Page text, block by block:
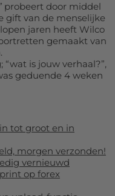
probeert door middel
gift van de menselijke
jaren heeft Wilco
gemaakt van
is jouw verhaal?”,
geduende 4 weken
tot groot en in
morgen verzonden!
vernieuwd
op forex